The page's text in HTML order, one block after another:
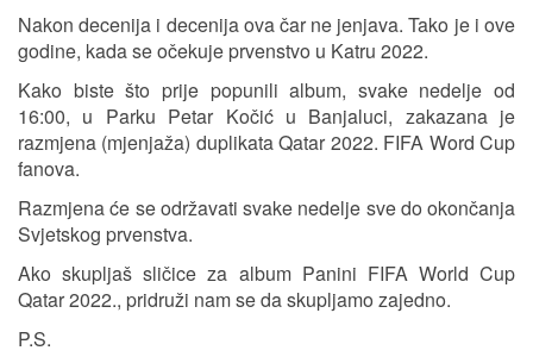
Nakon decenija i decenija ova čar ne jenjava. Tako je i ove
godine, kada se očekuje prvenstvo u Katru 2022.
Kako biste što prije popunili album, svake nedelje od
16:00, u Parku Petar Kočić u Banjaluci, zakazana je
razmjena (mjenjaža) duplikata Qatar 2022. FIFA Word Cup
fanova.
Razmjena će se održavati svake nedelje sve do okončanja
Svjetskog prvenstva.
Ako skupljaš sličice za album Panini FIFA World Cup
Qatar 2022., pridruži nam se da skupljamo zajedno.
P.S.